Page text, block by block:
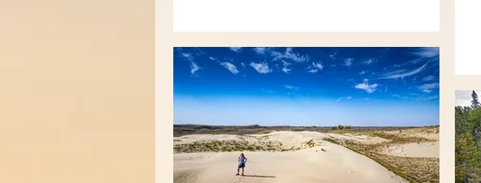
knapp 900 Metern hängen die Büsche voll, und
Förster Waidelich kennt die besten Spots. "Dieser
Platz ist perfekt, aber gib diesen Ort nicht weiter",
warnt er mich.